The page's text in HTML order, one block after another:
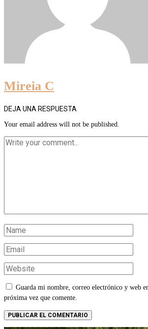
Mireia C
DEJA UNA RESPUESTA
Your email address will not be published.
Guarda mi nombre, correo electrónico y web
próxima vez que comente.